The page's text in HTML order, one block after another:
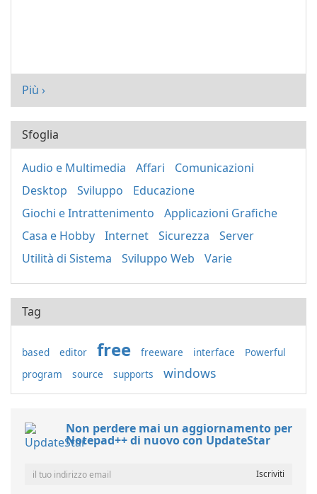
Più ›
Sfoglia
Audio e Multimedia Affari
Comunicazioni
Desktop
Sviluppo
Educazione
Giochi e Intrattenimento
Applicazioni Grafiche
Casa e Hobby
Internet Sicurezza
Server
Utilità di Sistema
Sviluppo Web Varie
Tag
based editor free freeware interface
Powerful
program
source supports windows
Non perdere mai un aggiornamento per
Notepad++ di nuovo con UpdateStar